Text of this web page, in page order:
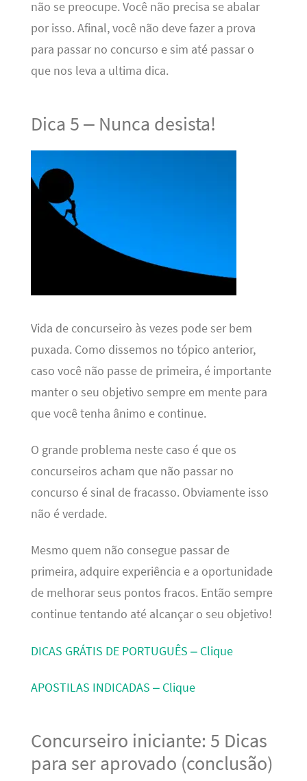
não se preocupe. Você não precisa se abalar
por isso. Afinal, você não deve fazer a prova
para passar no concurso e sim até passar o
que nos leva a ultima dica.
Dica 5 – Nunca desista!
Vida de concurseiro às vezes pode ser bem
puxada. Como dissemos no tópico anterior,
caso você não passe de primeira, é importante
manter o seu objetivo sempre em mente para
que você tenha ânimo e continue.
O grande problema neste caso é que os
concurseiros acham que não passar no
concurso é sinal de fracasso. Obviamente isso
não é verdade.
Mesmo quem não consegue passar de
primeira, adquire experiência e a oportunidade
de melhorar seus pontos fracos. Então sempre
continue tentando até alcançar o seu objetivo!
DICAS GRÁTIS DE PORTUGUÊS – Clique
APOSTILAS INDICADAS – Clique
Concurseiro iniciante: 5 Dicas
para ser aprovado (conclusão)